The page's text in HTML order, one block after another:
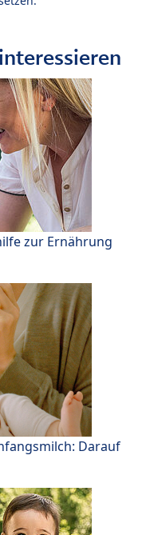
zur Ernährung
Darauf